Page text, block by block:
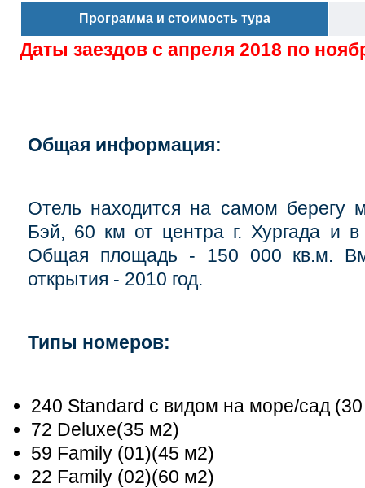
Программа и стоимость тура
Даты заездов с апреля 2018 по
Общая информация:
Отель находится на самом берегу
Бэй, 60 км от центра г. Хургада и
Общая площадь - 150 000 кв.м.
открытия - 2010 год.
Типы номеров:
240 Standard с видом на море/сад
72 Deluxe(35 м2)
59 Family (01)(45 м2)
22 Family (02)(60 м2)